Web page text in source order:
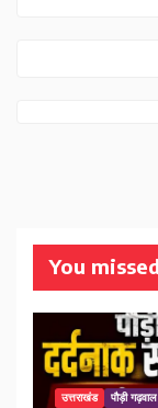
You missed
उत्तराखंड पौड़ी गढ़वाल